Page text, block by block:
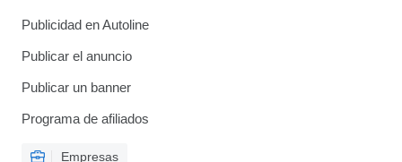
Publicidad en Autoline
Publicar el anuncio
Publicar un banner
Programa de afiliados
Empresas